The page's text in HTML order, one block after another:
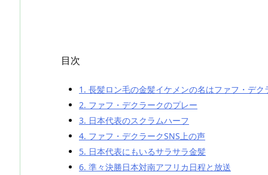
目次
1. 長髪ロン毛の金髪イケメンの名はファフ・デク
2. ファフ・デクラークのプレー
3. 日本代表のスクラムハーフ
4. ファフ・デクラークSNS上の声
5. 日本代表にもいるサラサラ金髪
6. 準々決勝日本対南アフリカ日程と放送